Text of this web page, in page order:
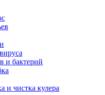
и бактерий
и чистка кулера